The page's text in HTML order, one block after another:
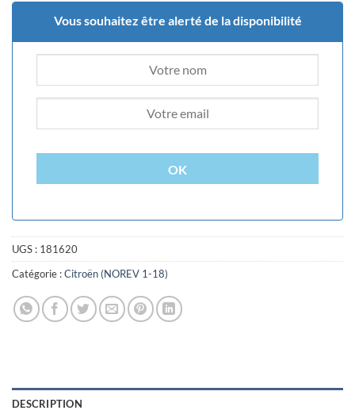
Vous souhaitez être alerté de la disponibilité
OK
UGS : 181620
Catégorie :Citroën (NOREV 1-18)
DESCRIPTION